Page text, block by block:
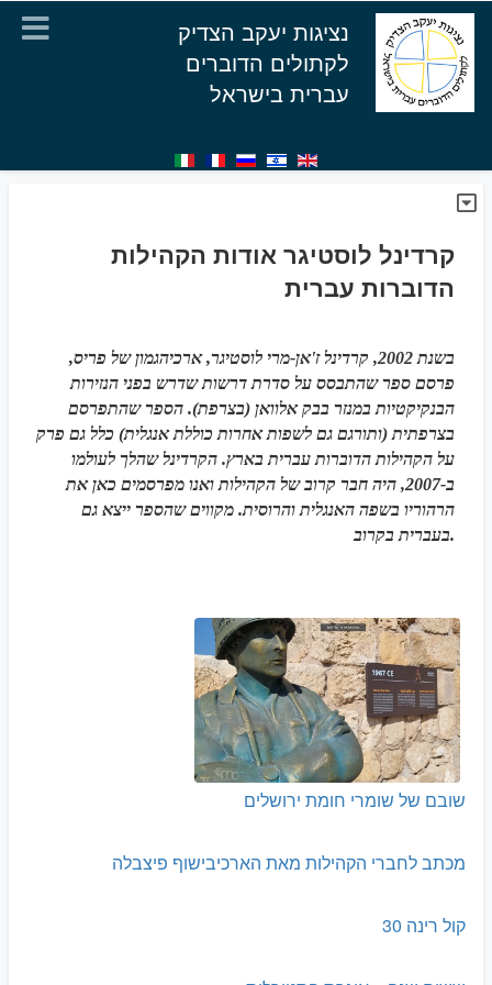
נציגות יעקב הצדיק
לקתולים הדוברים
עברית בישראל
קרדינל לוסטיגר אודות הקהילות
הדוברות עברית
בשנת 2002, קרדינל ז'אן-מרי לוסטיגר, ארכיהגמון של פריס,
פרסם ספר שהתבסס על סדרת דרשות שדרש בפני הנזירות
הבנקיקטיות במנזר בבק אלוואן (בצרפת). הספר שהתפרסם
בצרפתית (ותורגם גם לשפות אחרות כוללת אנגלית) כלל גם פרק
על הקהילות הדוברות עברית בארץ. הקרדינל שהלך לעולמו
ב-2007, היה חבר קרוב של הקהילות ואנו מפרסמים כאן את
הרהוריו בשפה האנגלית והרוסית. מקווים שהספר ייצא גם
בעברית בקרוב.
שובם של שומרי חומת ירושלים
מכתב לחברי הקהילות מאת הארכיבישוף פיצבלה
קול רינה 30